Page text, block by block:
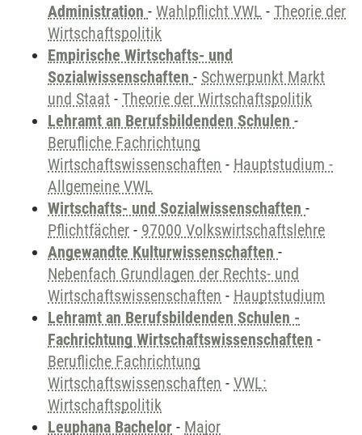
Administration - Wahlpflicht VWL - Theorie der
Wirtschaftspolitik
Empirische Wirtschafts- und
Sozialwissenschaften - Schwerpunkt Markt
und Staat - Theorie der Wirtschaftspolitik
Lehramt an Berufsbildenden Schulen -
Berufliche Fachrichtung
Wirtschaftswissenschaften - Hauptstudium -
Allgemeine VWL
Wirtschafts- und Sozialwissenschaften -
Pflichtfächer - 97000 Volkswirtschaftslehre
Angewandte Kulturwissenschaften -
Nebenfach Grundlagen der Rechts- und
Wirtschaftswissenschaften - Hauptstudium
Lehramt an Berufsbildenden Schulen -
Fachrichtung Wirtschaftswissenschaften -
Berufliche Fachrichtung
Wirtschaftswissenschaften - VWL:
Wirtschaftspolitik
Leuphana Bachelor - Major